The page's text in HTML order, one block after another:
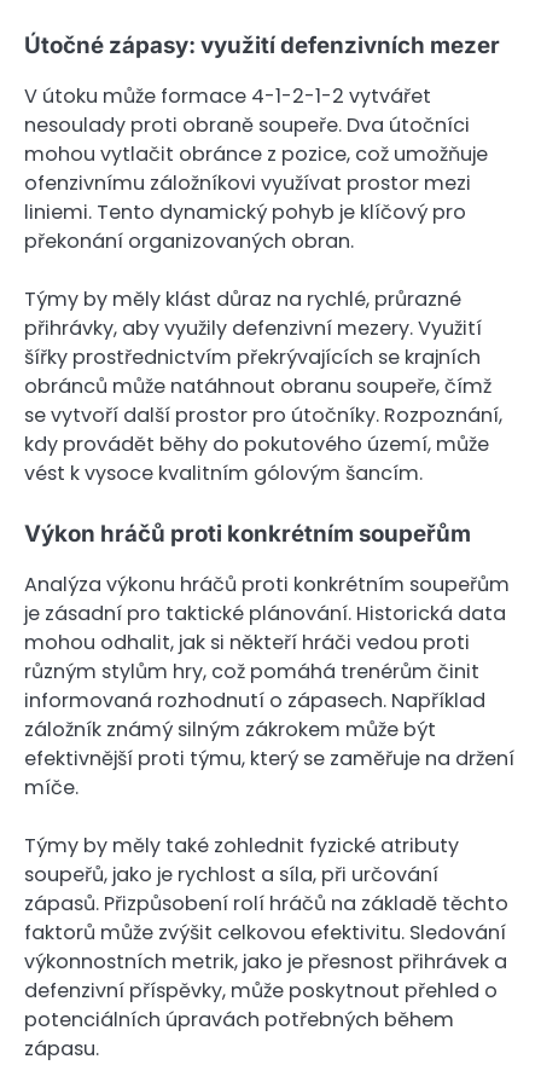
Útočné zápasy: využití defenzivních mezer
V útoku může formace 4-1-2-1-2 vytvářet
nesoulady proti obraně soupeře. Dva útočníci
mohou vytlačit obránce z pozice, což umožňuje
ofenzivnímu záložníkovi využívat prostor mezi
liniemi. Tento dynamický pohyb je klíčový pro
překonání organizovaných obran.
Týmy by měly klást důraz na rychlé, průrazné
přihrávky, aby využily defenzivní mezery. Využití
šířky prostřednictvím překrývajících se krajních
obránců může natáhnout obranu soupeře, čímž
se vytvoří další prostor pro útočníky. Rozpoznání,
kdy provádět běhy do pokutového území, může
vést k vysoce kvalitním gólovým šancím.
Výkon hráčů proti konkrétním soupeřům
Analýza výkonu hráčů proti konkrétním soupeřům
je zásadní pro taktické plánování. Historická data
mohou odhalit, jak si někteří hráči vedou proti
různým stylům hry, což pomáhá trenérům činit
informovaná rozhodnutí o zápasech. Například
záložník známý silným zákrokem může být
efektivnější proti týmu, který se zaměřuje na držení
míče.
Týmy by měly také zohlednit fyzické atributy
soupeřů, jako je rychlost a síla, při určování
zápasů. Přizpůsobení rolí hráčů na základě těchto
faktorů může zvýšit celkovou efektivitu. Sledování
výkonnostních metrik, jako je přesnost přihrávek a
defenzivní příspěvky, může poskytnout přehled o
potenciálních úpravách potřebných během
zápasu.